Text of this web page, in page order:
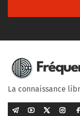
La connaissance